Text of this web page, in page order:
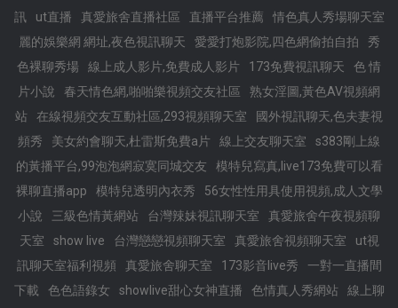
訊
ut直播 真愛旅舍直播社區 直播平台推薦
情色真人秀場聊天室
麗的娛樂網 網址,夜色視訊聊天
愛愛打炮影院,四色網偷拍自拍
秀
色裸聊秀場
線上成人影片,免費成人影片 173免費視訊聊天
色 情
片小說
春天情色網,啪啪樂視頻交友社區
熟女淫圖,黃色AV視頻網
站
在線視頻交友互動社區,293視頻聊天室
國外視訊聊天,色夫妻視
頻秀
美女約會聊天,杜雷斯免費a片 線上交友聊天室
s383剛上線
的黃播平台,99泡泡網寂寞同城交友
模特兒寫真,live173免費可以看
裸聊直播app
模特兒透明內衣秀
56女性性用具使用視頻,成人文學
小說
三級色情黃網站 台灣辣妹視訊聊天室
真愛旅舍午夜視頻聊
天室
show live 台灣戀戀視頻聊天室 真愛旅舍視頻聊天室
ut視
訊聊天室福利視頻
真愛旅舍聊天室 173影音live秀
一對一直播間
下載
色色語錄女 showlive甜心女神直播 色情真人秀網站 線上聊